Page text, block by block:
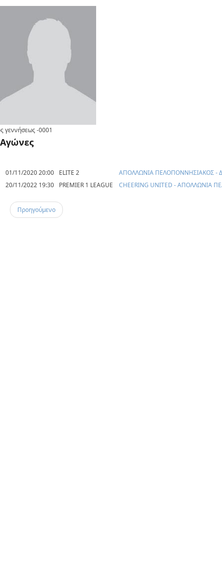
γεννήσεως-0001
Αγώνες
01/11/2020 20:00 ELITE 2
ΑΠΟΛΛΩΝΙΑ ΠΕΛΟΠΟΝΝΗΣΙΑΚΟΣ -
20/11/2022 19:30
PREMIER 1 LEAGUE CHEERING UNITED - ΑΠΟΛΛΩΝΙΑ
Προηγούμενο